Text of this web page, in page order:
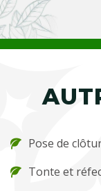
Pose de
Tonte et